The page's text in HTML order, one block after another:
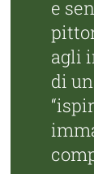
e
agli
di